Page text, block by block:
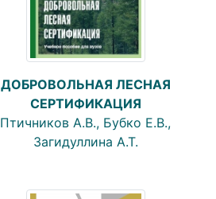
ДОБРОВОЛЬНАЯ ЛЕСНАЯ
СЕРТИФИКАЦИЯ
Птичников А.В., Бубко Е.В.,
Загидуллина А.Т.